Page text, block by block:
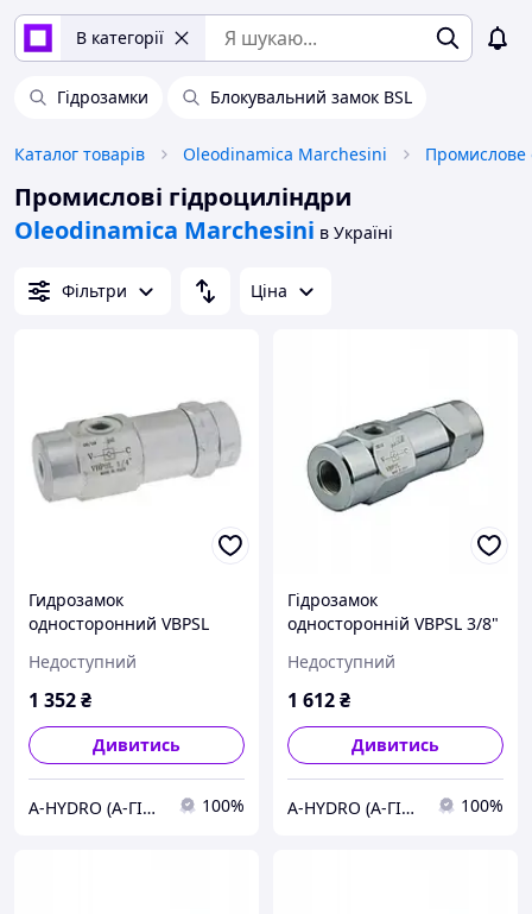
В категорії
Гідрозамки Блокувальний замок BSL
Каталог товарів Oleodinamica Marchesini
Промислові гідроциліндри
Oleodinamica Marchesini в Україні
Фільтри Ціна
Гидрозамок
односторонний VBPSL
Недоступний
1 352₴
Дивитись
A-HYDRO (А-ГІДРО) - маслостанції та компоненти гідравліки 100%
Гідрозамок
односторонній VBPSL 3/8"
Недоступний
1 612₴
Дивитись
A-HYDRO (А-ГІДРО) - маслостанції та компоненти гідравліки 100%